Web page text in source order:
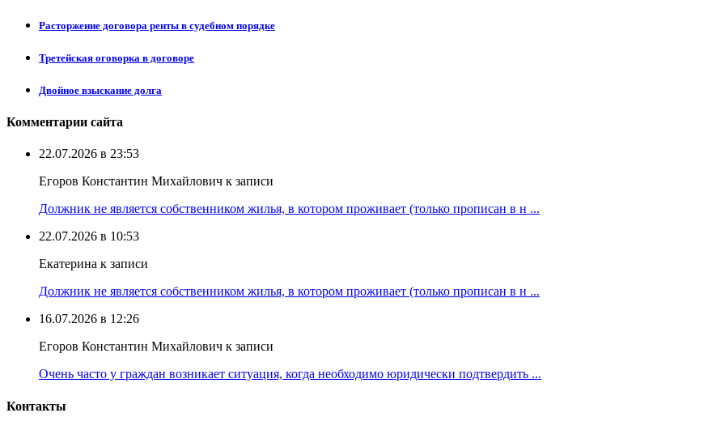
Расторжение договора ренты в судебном порядке
Третейская оговорка в договоре
Двойное взыскание долга
Комментарии сайта
22.07.2026 в 23:53
Егоров Константин Михайлович к записи
Должник не является собственником жилья, в котором проживает (только прописан в н ...
22.07.2026 в 10:53
Екатерина к записи
Должник не является собственником жилья, в котором проживает (только прописан в н ...
16.07.2026 в 12:26
Егоров Константин Михайлович к записи
Очень часто у граждан возникает ситуация, когда необходимо юридически подтвердить ...
Контакты